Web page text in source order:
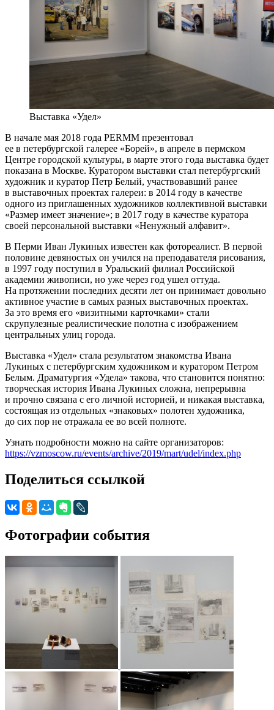
Выставка «Удел»
В начале мая 2018 года PERMM презентовал
ее в петербургской галерее «Борей», в апреле в пермском
Центре городской культуры, в марте этого года выставка будет
показана в Москве. Куратором выставки стал петербургский
художник и куратор Петр Белый, участвовавший ранее
в выставочных проектах галереи: в 2014 году в качестве
одного из приглашенных художников коллективной выставки
«Размер имеет значение»; в 2017 году в качестве куратора
своей персональной выставки «Ненужный алфавит».
В Перми Иван Лукиных известен как фотореалист. В первой
половине девяностых он учился на преподавателя рисования,
в 1997 году поступил в Уральский филиал Российской
академии живописи, но уже через год ушел оттуда.
На протяжении последних десяти лет он принимает довольно
активное участие в самых разных выставочных проектах.
За это время его «визитными карточками» стали
скрупулезные реалистические полотна с изображением
центральных улиц города.
Выставка «Удел» стала результатом знакомства Ивана
Лукиных с петербургским художником и куратором Петром
Белым. Драматургия «Удела» такова, что становится понятно:
творческая история Ивана Лукиных сложна, непрерывна
и прочно связана с его личной историей, и никакая выставка,
состоящая из отдельных «знаковых» полотен художника,
до сих пор не отражала ее во всей полноте.
Узнать подробности можно на сайте организаторов:
https://vzmoscow.ru/events/archive/2019/mart/udel/index.php
Поделиться ссылкой
Фотографии события